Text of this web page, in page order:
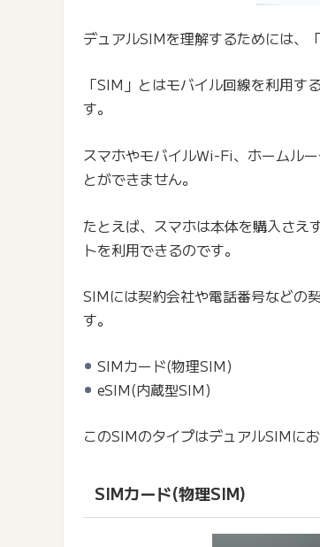
デュアルSIMを理解するためには、
「SIM」とはモバイル回線を利用
す。
スマホやモバイルWi-Fi、ホームル
とができません。
たとえば、スマホは本体を購入さえ
トを利用できるのです。
SIMには契約会社や電話番号などの
す。
SIMカード(物理SIM)
eSIM(内蔵型SIM)
このSIMのタイプはデュアルSIMに
SIMカード(物理SIM)